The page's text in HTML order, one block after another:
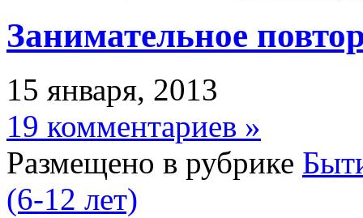
Занимательное
15 января, 2013
19 комментариев »
Размещено в рубрике
(6-12 лет)